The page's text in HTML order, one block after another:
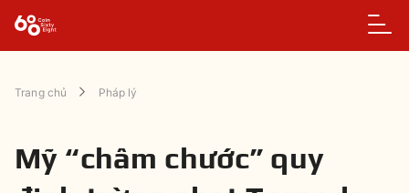
Trang chủ Pháp lý
Mỹ “châm chước” quy